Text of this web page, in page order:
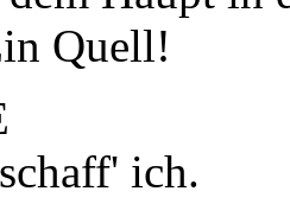
Quell!
ich.